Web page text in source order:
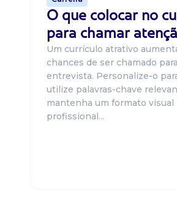
O que colocar no
para chamar
Um currículo atrativo
chances de ser chamado
entrevista. Personalize-o
utilize palavras-chave
mantenha um formato visual
profissional...